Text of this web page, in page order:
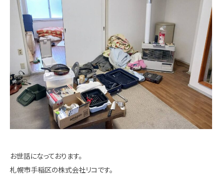
お世話になっております。
札幌市手稲区の株式会社リコです。